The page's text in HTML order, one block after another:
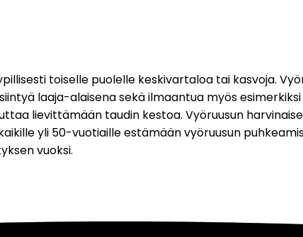
toiselle puolelle keskivartaloa tai kasvoja.
laaja-alaisena sekä ilmaantua myös
lievittämään taudin kestoa. Vyöruusun
yli 50-vuotiaille estämään vyöruusun
vuoksi.